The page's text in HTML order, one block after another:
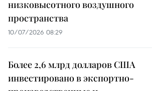
низковысотного воздушного
пространства
10/07/2026 08:29
Более 2,6 млрд долларов США
инвестировано в экспортно-